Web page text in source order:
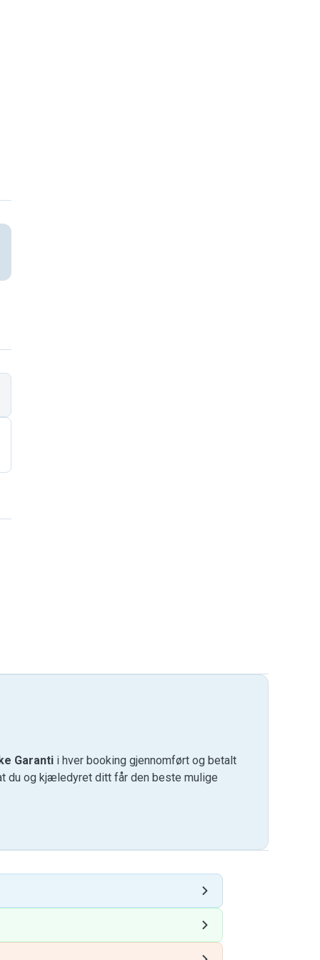
Garanti i hver booking gjennomført og betalt
du og kjæledyret ditt får den beste mulige